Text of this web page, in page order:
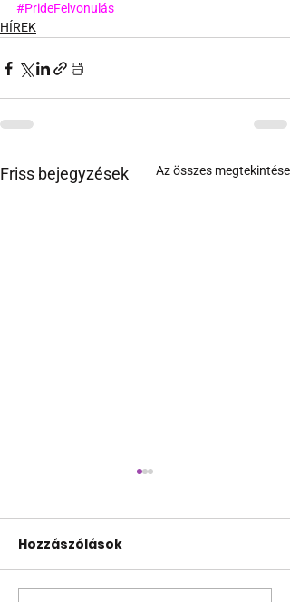
#PrideFelvonulás
HÍREK
Friss bejegyzések Az összes megtekintése
Hozzászólások